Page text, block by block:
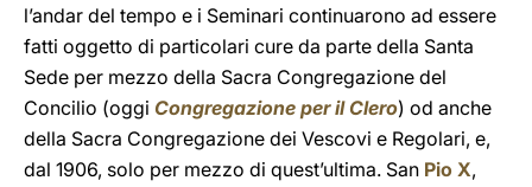
l’andar del tempo e i Seminari continuarono ad essere
fatti oggetto di particolari cure da parte della Santa
Sede per mezzo della Sacra Congregazione del
Concilio (oggi Congregazione per il Clero) od anche
della Sacra Congregazione dei Vescovi e Regolari, e,
dal 1906, solo per mezzo di quest’ultima. San Pio X,